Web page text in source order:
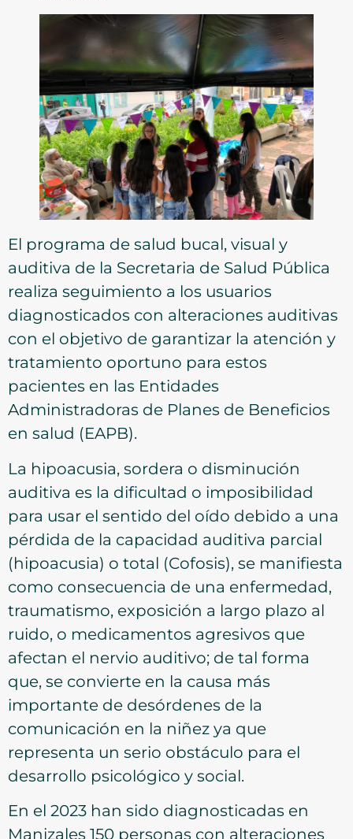
El programa de salud bucal, visual y
auditiva de la Secretaria de Salud Pública
realiza seguimiento a los usuarios
diagnosticados con alteraciones auditivas
con el objetivo de garantizar la atención y
tratamiento oportuno para estos
pacientes en las Entidades
Administradoras de Planes de Beneficios
en salud (EAPB).
La hipoacusia, sordera o disminución
auditiva es la dificultad o imposibilidad
para usar el sentido del oído debido a una
pérdida de la capacidad auditiva parcial
(hipoacusia) o total (Cofosis), se manifiesta
como consecuencia de una enfermedad,
traumatismo, exposición a largo plazo al
ruido, o medicamentos agresivos que
afectan el nervio auditivo; de tal forma
que, se convierte en la causa más
importante de desórdenes de la
comunicación en la niñez ya que
representa un serio obstáculo para el
desarrollo psicológico y social.
En el 2023 han sido diagnosticadas en
Manizales 150 personas con alteraciones